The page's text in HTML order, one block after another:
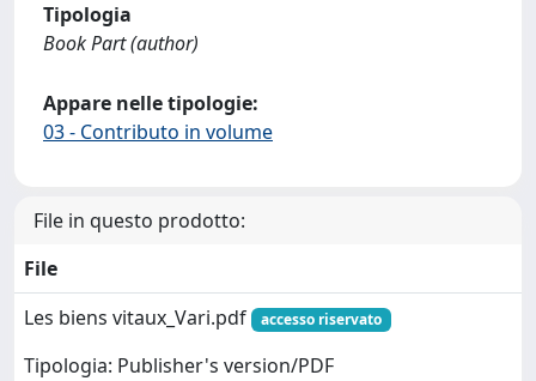
Tipologia
Book Part (author)
Appare nelle tipologie:
03 - Contributo in volume
File in questo prodotto:
File
Les biens vitaux_Vari.pdf
accesso riservato
Tipologia: Publisher's version/PDF